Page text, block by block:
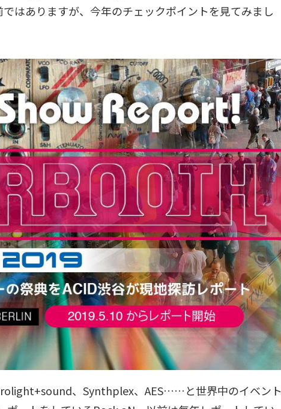
はありますが、今年のチェックポイントを見てみまし
、Synthplex、AES……と世界中のイベント